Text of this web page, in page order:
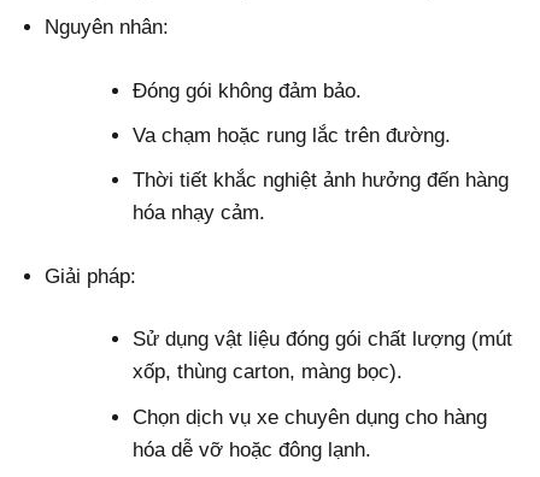
Nguyên nhân:
Đóng gói không đảm bảo.
Va chạm hoặc rung lắc trên đường.
Thời tiết khắc nghiệt ảnh hưởng đến hàng
hóa nhạy cảm.
Giải pháp:
Sử dụng vật liệu đóng gói chất lượng (mút
xốp, thùng carton, màng bọc).
Chọn dịch vụ xe chuyên dụng cho hàng
hóa dễ vỡ hoặc đông lạnh.